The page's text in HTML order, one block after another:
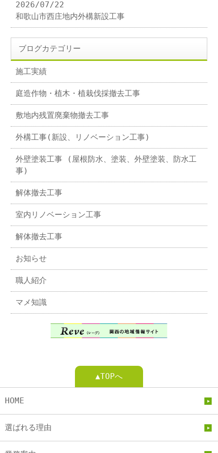
2026/07/22
和歌山市西庄地内外構新設工事
ブログカテゴリー
施工実績
庭造作物・植木・植栽伐採撤去工事
敷地内残置廃棄物撤去工事
外構工事(新設、リノベーション工事)
外壁塗装工事 (屋根防水、塗装、外壁塗装、防水工
事)
解体撤去工事
室内リノベーション工事
解体撤去工事
お知らせ
職人紹介
マメ知識
▲TOPへ
HOME
選ばれる理由